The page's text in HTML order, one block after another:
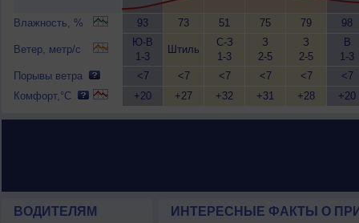
Влажность, %
Ветер, метр/с
Порывы ветра
Комфорт,°C
93
Ю-В
1-3
<7
+20
73
Штиль
<7
+27
51
С-З
1-3
<7
+32
75
З
2-5
<7
+31
79
З
2-5
<7
+28
98
В
1-3
<7
+20
ВОДИТЕЛЯМ ИНТЕРЕСНЫЕ ФАКТЫ О